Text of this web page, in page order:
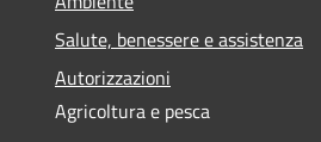
Salute, benessere e assistenza
Autorizzazioni
Agricoltura e pesca